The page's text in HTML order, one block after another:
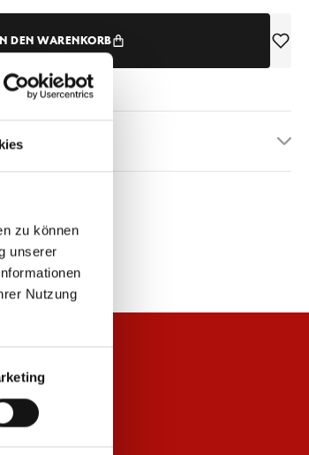
zu können
unserer
Nutzung
DEN WARENKORB